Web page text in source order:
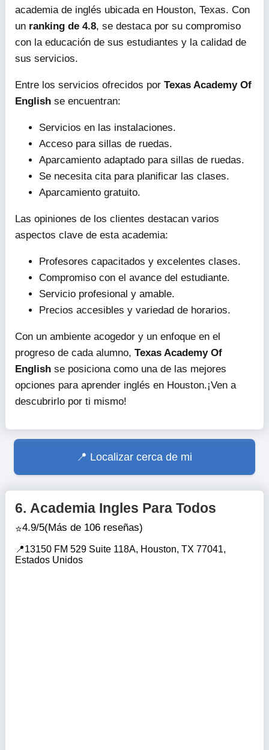
academia de inglés ubicada en Houston, Texas. Con
un ranking de 4.8, se destaca por su compromiso
con la educación de sus estudiantes y la calidad de
sus servicios.
Entre los servicios ofrecidos por Texas Academy Of
English se encuentran:
Servicios en las instalaciones.
Acceso para sillas de ruedas.
Aparcamiento adaptado para sillas de ruedas.
Se necesita cita para planificar las clases.
Aparcamiento gratuito.
Las opiniones de los clientes destacan varios
aspectos clave de esta academia:
Profesores capacitados y excelentes clases.
Compromiso con el avance del estudiante.
Servicio profesional y amable.
Precios accesibles y variedad de horarios.
Con un ambiente acogedor y un enfoque en el
progreso de cada alumno, Texas Academy Of
English se posiciona como una de las mejores
opciones para aprender inglés en Houston.¡Ven a
descubrirlo por ti mismo!
Localizar cerca de mi
6. Academia Ingles Para Todos
4.9/5(Más de 106 reseñas)
13150 FM 529 Suite 118A, Houston, TX 77041,
Estados Unidos